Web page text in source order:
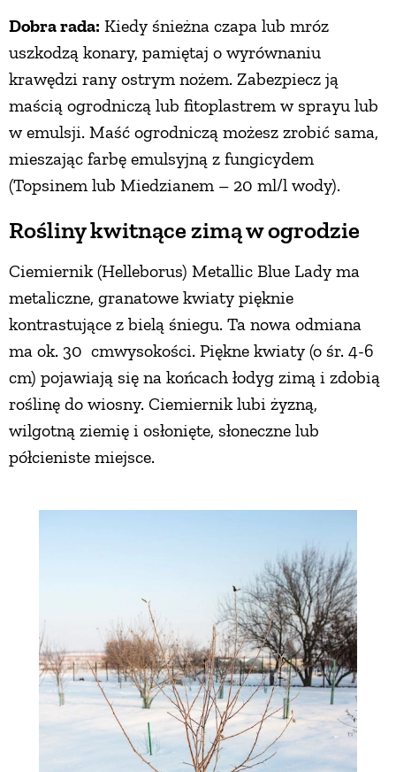
Dobra rada: Kiedy śnieżna czapa lub mróz
uszkodzą konary, pamiętaj o wyrównaniu
krawędzi rany ostrym nożem. Zabezpiecz ją
maścią ogrodniczą lub fitoplastrem w sprayu lub
w emulsji. Maść ogrodniczą możesz zrobić sama,
mieszając farbę emulsyjną z fungicydem
(Topsinem lub Miedzianem – 20 ml/l wody).
Rośliny kwitnące zimą w ogrodzie
Ciemiernik (Helleborus) Metallic Blue Lady ma
metaliczne, granatowe kwiaty pięknie
kontrastujące z bielą śniegu. Ta nowa odmiana
ma ok. 30 cmwysokości. Piękne kwiaty (o śr. 4-6
cm) pojawiają się na końcach łodyg zimą i zdobią
roślinę do wiosny. Ciemiernik lubi żyzną,
wilgotną ziemię i osłonięte, słoneczne lub
półcieniste miejsce.